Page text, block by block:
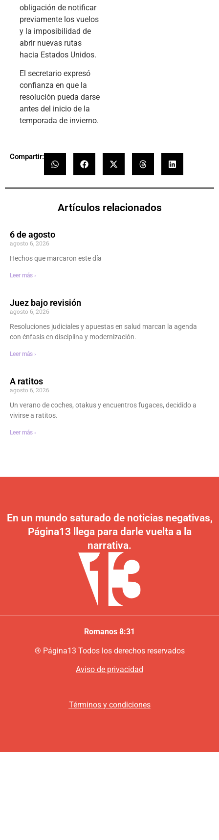
obligación de notificar
previamente los vuelos
y la imposibilidad de
abrir nuevas rutas
hacia Estados Unidos.
El secretario expresó
confianza en que la
resolución pueda darse
antes del inicio de la
temporada de invierno.
Compartir:
Artículos relacionados
6 de agosto
agosto 6, 2026
Hechos que marcaron este día
Leer más ›
Juez bajo revisión
agosto 6, 2026
Resoluciones judiciales y apuestas en salud marcan la agenda
con énfasis en disciplina y modernización.
Leer más ›
A ratitos
agosto 6, 2026
Un verano de coches, otakus y encuentros fugaces, decidido a
vivirse a ratitos.
Leer más ›
En un mundo saturado de noticias negativas,
Página13 llega para darle vuelta a la
narrativa.
Romanos 8:31
® Página13 Todos los derechos reservados
Aviso de privacidad
Términos y condiciones